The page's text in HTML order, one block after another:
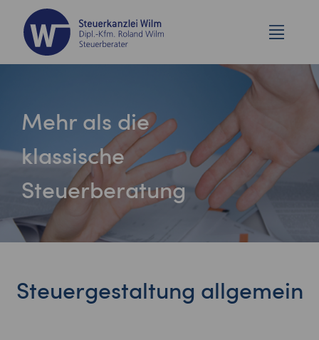
Mehr als die
klassische
Steuerberatung
Steuergestaltung allgemein